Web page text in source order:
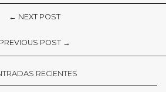
← NEXT POST
PREVIOUS POST →
RECIENTES